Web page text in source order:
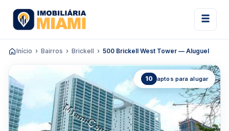
Início Bairros Brickell 500 Brickell West Tower — Aluguel
10 aptos para alugar